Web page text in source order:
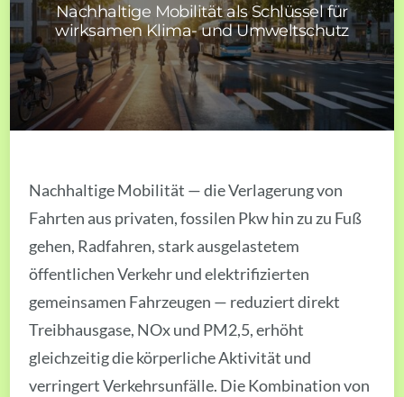
Nachhaltige Mobilität als Schlüssel für
wirksamen Klima- und Umweltschutz
Nachhaltige Mobilität — die Verlagerung von
Fahrten aus privaten, fossilen Pkw hin zu zu Fuß
gehen, Radfahren, stark ausgelastetem
öffentlichen Verkehr und elektrifizierten
gemeinsamen Fahrzeugen — reduziert direkt
Treibhausgase, NOx und PM2,5, erhöht
gleichzeitig die körperliche Aktivität und
verringert Verkehrsunfälle. Die Kombination von